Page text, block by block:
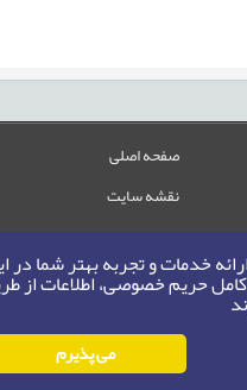
خدمات و تجربه بهتر شما در
حریم خصوصی، اطلاعات از
می پذیرم
صفحه اصلی
نقشه سایت
تماس با ما
حقوق این وب‌سایت متعلق به سامانه
حق نشر©
1405-1396